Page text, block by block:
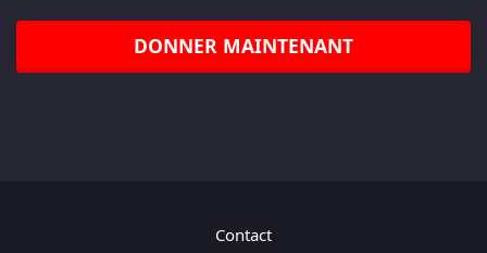
DONNER MAINTENANT
Contact